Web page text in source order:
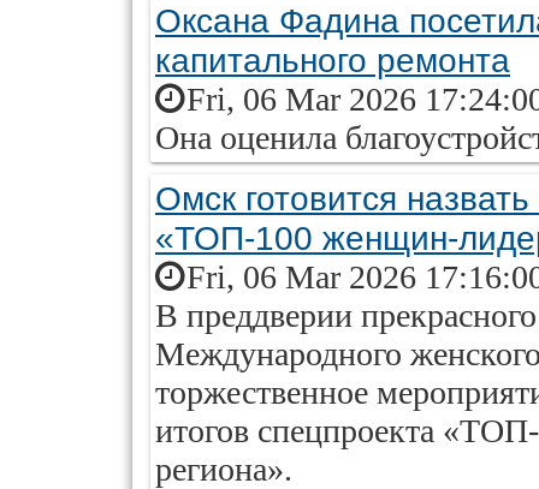
Оксана Фадина
капитального ремонта
Fri, 06 Mar 2026
Она оценила
Омск готовится
«ТОП-100 женщин-
Fri, 06 Mar 2026
В преддверии
Международного
торжественное
итогов спецпроекта
региона».